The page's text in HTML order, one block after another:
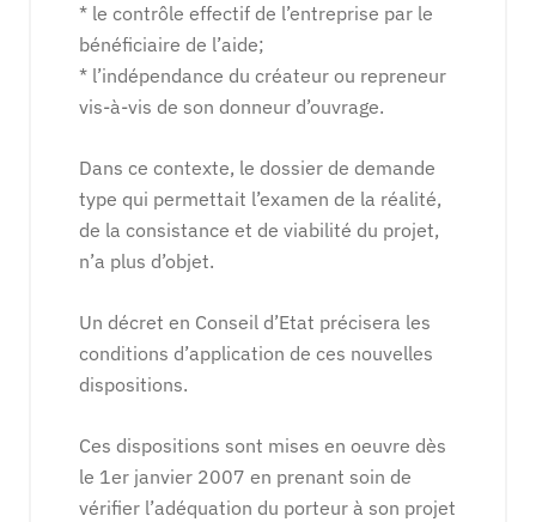
* le contrôle effectif de l’entreprise par le
bénéficiaire de l’aide;
* l’indépendance du créateur ou repreneur
vis-à-vis de son donneur d’ouvrage.
Dans ce contexte, le dossier de demande
type qui permettait l’examen de la réalité,
de la consistance et de viabilité du projet,
n’a plus d’objet.
Un décret en Conseil d’Etat précisera les
conditions d’application de ces nouvelles
dispositions.
Ces dispositions sont mises en oeuvre dès
le 1er janvier 2007 en prenant soin de
vérifier l’adéquation du porteur à son projet